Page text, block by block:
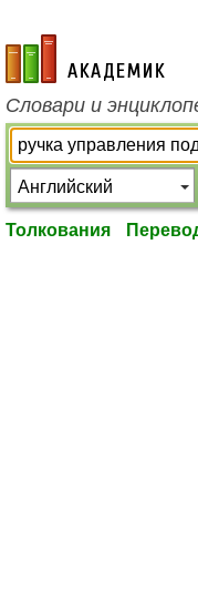
academic.ru
Словари и
Толкования